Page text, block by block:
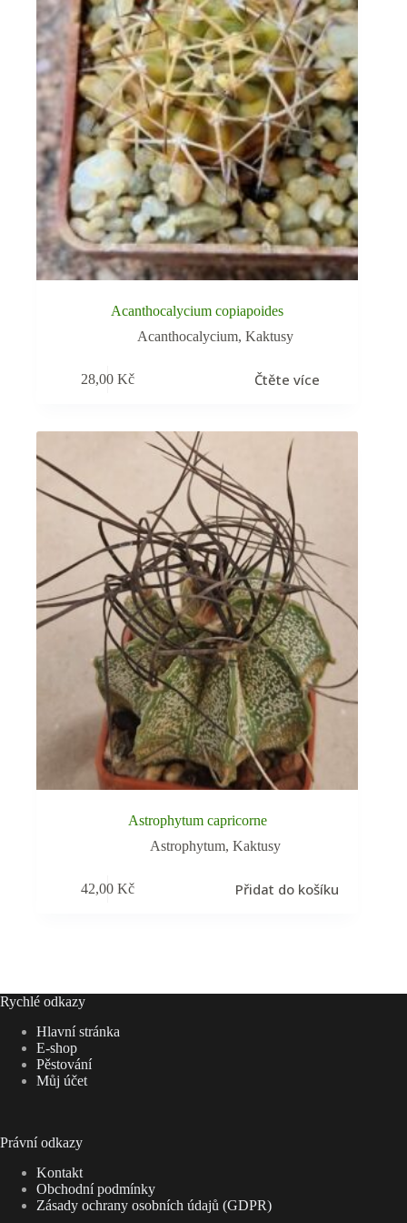
Acanthocalycium copiapoides
Acanthocalycium,Kaktusy
28,00Kč Čtěte více
Astrophytum capricorne
Astrophytum,Kaktusy
42,00Kč Přidat do košíku
Rychlé odkazy
Hlavní stránka
E-shop
Pěstování
Můj účet
Právní odkazy
Kontakt
Obchodní podmínky
Zásady ochrany osobních údajů (GDPR)